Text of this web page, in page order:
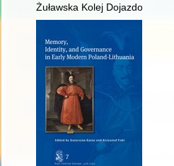
Żuławska Kolej Dojazdowa